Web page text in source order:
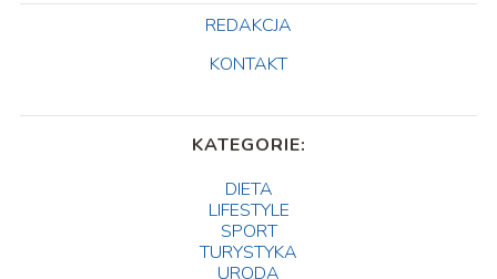
REDAKCJA
KONTAKT
KATEGORIE:
DIETA
LIFESTYLE
SPORT
TURYSTYKA
URODA